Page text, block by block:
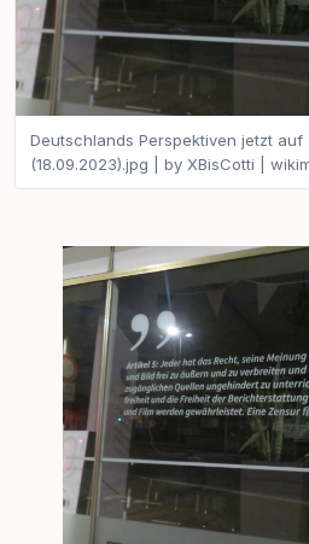
Deutschlands Perspektiven jetzt auf
(18.09.2023).jpg | by XBisCotti |